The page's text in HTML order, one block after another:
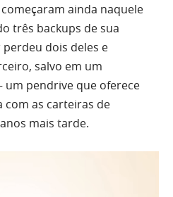
ainda naquele
três backups de sua
dois deles e
salvo em um
pendrive que oferece
com as carteiras de
mais tarde.